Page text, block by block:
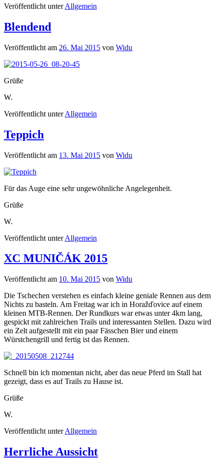
Veröffentlicht unter Allgemein
Blendend
Veröffentlicht am 26. Mai 2015 von Widu
Grüße
W.
Veröffentlicht unter Allgemein
Teppich
Veröffentlicht am 13. Mai 2015 von Widu
Für das Auge eine sehr ungewöhnliche Angelegenheit.
Grüße
W.
Veröffentlicht unter Allgemein
XC MUNIČÁK 2015
Veröffentlicht am 10. Mai 2015 von Widu
Die Tschechen verstehen es einfach kleine geniale Rennen aus dem
Nichts zu basteln. Am Freitag war ich in Horažďovice auf einem
kleinen MTB-Rennen. Der Rundkurs war etwas unter 4km lang,
gespickt mit zahlreichen Trails und interessanten Stellen. Dazu wird
ein Zelt aufgestellt mit ein paar Fässchen Bier und einem
Würstchengrill und fertig ist das Rennen.
Schnell bin ich momentan nicht, aber das neue Pferd im Stall hat
gezeigt, dass es auf Trails zu Hause ist.
Grüße
W.
Veröffentlicht unter Allgemein
Herrliche Aussicht